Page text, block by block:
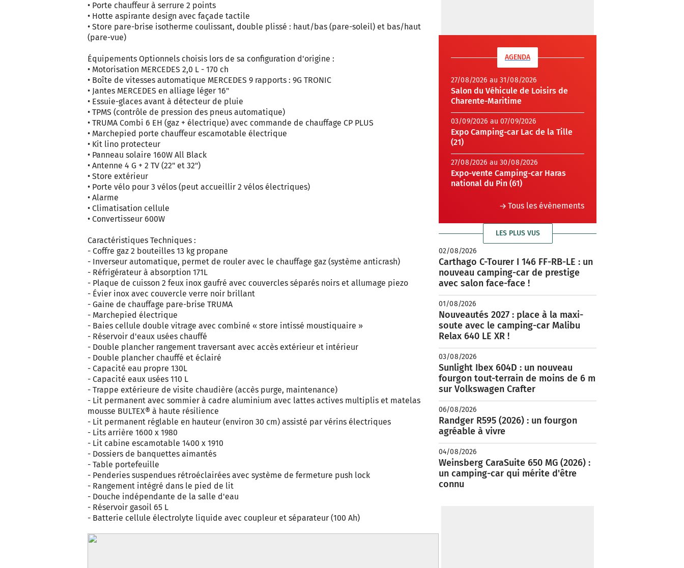
• Porte chauffeur à serrure 2 points
• Hotte aspirante design avec façade tactile
• Store pare-brise isotherme coulissant, double plissé : haut/bas (pare-soleil) et bas/haut
(pare-vue)
Équipements Optionnels choisis lors de sa configuration d'origine :
• Motorisation MERCEDES 2,0 L - 170 ch
• Boîte de vitesses automatique MERCEDES 9 rapports : 9G TRONIC
• Jantes MERCEDES en alliage léger 16"
• Essuie-glaces avant à détecteur de pluie
• TPMS (contrôle de pression des pneus automatique)
• TRUMA Combi 6 EH (gaz + électrique) avec commande de chauffage CP PLUS
• Marchepied porte chauffeur escamotable électrique
• Kit lino protecteur
• Panneau solaire 160W All Black
• Antenne 4 G + 2 TV (22" et 32")
• Store extérieur
• Porte vélo pour 3 vélos (peut accueillir 2 vélos électriques)
• Alarme
• Climatisation cellule
• Convertisseur 600W
Caractéristiques Techniques :
- Coffre gaz 2 bouteilles 13 kg propane
- Inverseur automatique, permet de rouler avec le chauffage gaz (système anticrash)
- Réfrigérateur à absorption 171L
- Plaque de cuisson 2 feux inox gaufré avec couvercles séparés noirs et allumage piezo
- Évier inox avec couvercle verre noir brillant
- Gaine de chauffage pare-brise TRUMA
- Marchepied électrique
- Baies cellule double vitrage avec combiné « store intissé moustiquaire »
- Réservoir d'eaux usées chauffé
- Double plancher rangement traversant avec accès extérieur et intérieur
- Double plancher chauffé et éclairé
- Capacité eau propre 130L
- Capacité eaux usées 110 L
- Trappe extérieure de visite chaudière (accès purge, maintenance)
- Lit permanent avec sommier à cadre aluminium avec lattes actives multiplis et matelas
mousse BULTEX® à haute résilience
- Lit permanent réglable en hauteur (environ 30 cm) assisté par vérins électriques
- Lits arrière 1600 x 1980
- Lit cabine escamotable 1400 x 1910
- Dossiers de banquettes aimantés
- Table portefeuille
- Penderies suspendues rétroéclairées avec système de fermeture push lock
- Rangement intégré dans le pied de lit
- Douche indépendante de la salle d'eau
- Réservoir gasoil 65 L
- Batterie cellule électrolyte liquide avec coupleur et séparateur (100 Ah)
AGENDA
27/08/2026 au 31/08/2026
Salon du Véhicule de Loisirs de
Charente-Maritime
03/09/2026 au 07/09/2026
Expo Camping-car Lac de la Tille
(21)
27/08/2026 au 30/08/2026
Expo-vente Camping-car Haras
national du Pin (61)
Tous les évènements
LES PLUS VUS
02/08/2026
Carthago C-Tourer I 146 FF-RB-LE : un
nouveau camping-car de prestige
avec salon face-face !
01/08/2026
Nouveautés 2027 : place à la maxi-
soute avec le camping-car Malibu
Relax 640 LE XR !
03/08/2026
Sunlight Ibex 604D : un nouveau
fourgon tout-terrain de moins de 6 m
sur Volkswagen Crafter
06/08/2026
Randger R595 (2026) : un fourgon
agréable à vivre
04/08/2026
Weinsberg CaraSuite 650 MG (2026) :
un camping-car qui mérite d'être
connu